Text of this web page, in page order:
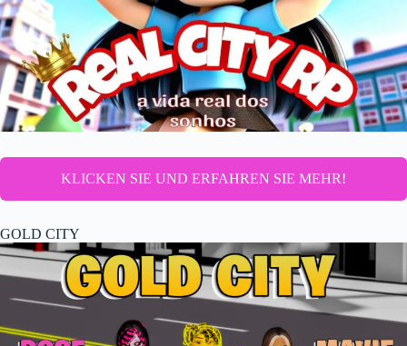
KLICKEN SIE UND ERFAHREN SIE MEHR!
GOLD CITY